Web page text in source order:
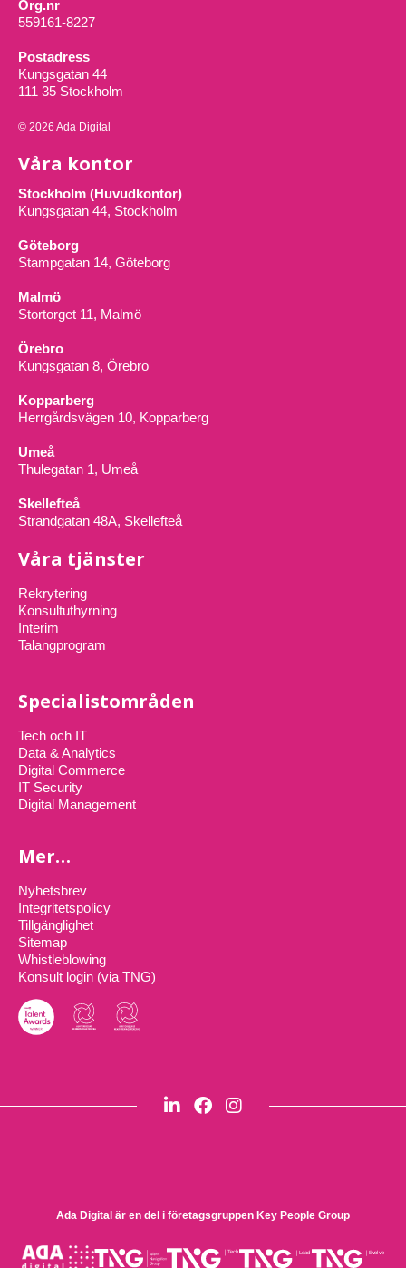
Org.nr
559161-8227
Postadress
Kungsgatan 44
111 35 Stockholm
© 2026 Ada Digital
Våra kontor
Stockholm (Huvudkontor)
Kungsgatan 44, Stockholm
Göteborg
Stampgatan 14, Göteborg
Malmö
Stortorget 11, Malmö
Örebro
Kungsgatan 8, Örebro
Kopparberg
Herrgårdsvägen 10, Kopparberg
Umeå
Thulegatan 1, Umeå
Skellefteå
Strandgatan 48A, Skellefteå
Våra tjänster
Rekrytering
Konsultuthyrning
Interim
Talangprogram
Specialistområden
Tech och IT
Data & Analytics
Digital Commerce
IT Security
Digital Management
Mer…
Nyhetsbrev
Integritetspolicy
Tillgänglighet
Sitemap
Whistleblowing
Konsult login (via TNG)
Ada Digital är en del i företagsgruppen Key People Group